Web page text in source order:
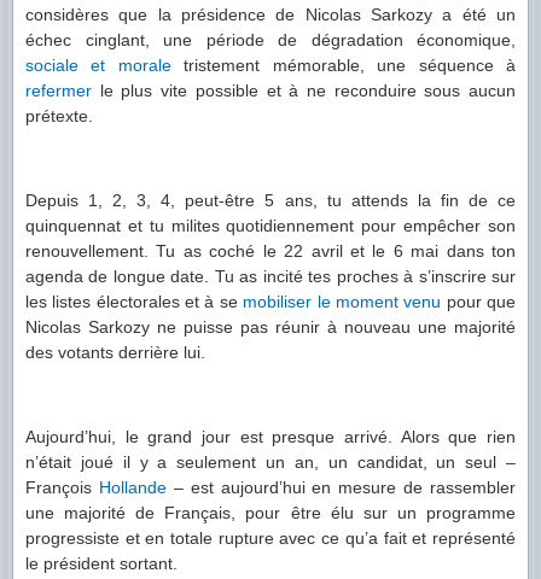
considères que la présidence de Nicolas Sarkozy a été un
échec cinglant, une période de dégradation économique,
sociale
et moraletristement mémorable, une séquence à
refermer le plus vite possible et à ne reconduire sous aucun
prétexte.
Depuis 1, 2, 3, 4, peut-être 5 ans, tu attends la fin de ce
quinquennat et tu milites quotidiennement pour empêcher son
renouvellement. Tu as coché le 22 avril et le 6 mai dans ton
agenda de longue date. Tu as incité tes proches à s’inscrire sur
les listes électorales et à se mobiliser le moment venu pour que
Nicolas Sarkozy ne puisse pas réunir à nouveau une majorité
des votants derrière lui.
Aujourd’hui, le grand jour est presque arrivé. Alors que rien
n’était joué il y a seulement un an, un candidat, un seul –
François Hollande– est aujourd’hui en mesure de rassembler
une majorité de Français, pour être élu sur un programme
progressiste et en totale rupture avec ce qu’a fait et représenté
le président sortant.